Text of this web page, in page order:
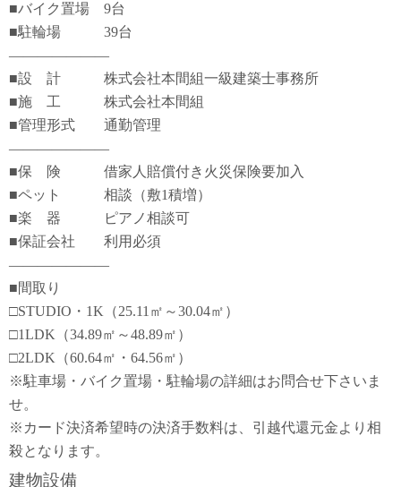
■バイク置場 9台
■駐輪場 39台
―――――――
■設 計 株式会社本間組一級建築士事務所
■施 工 株式会社本間組
■管理形式 通勤管理
―――――――
■保 険 借家人賠償付き火災保険要加入
■ペット 相談（敷1積増）
■楽 器 ピアノ相談可
■保証会社 利用必須
―――――――
■間取り
□STUDIO・1K（25.11㎡～30.04㎡）
□1LDK（34.89㎡～48.89㎡）
□2LDK（60.64㎡・64.56㎡）
※駐車場・バイク置場・駐輪場の詳細はお問合せ下さいま
せ。
※カード決済希望時の決済手数料は、引越代還元金より相
殺となります。
建物設備